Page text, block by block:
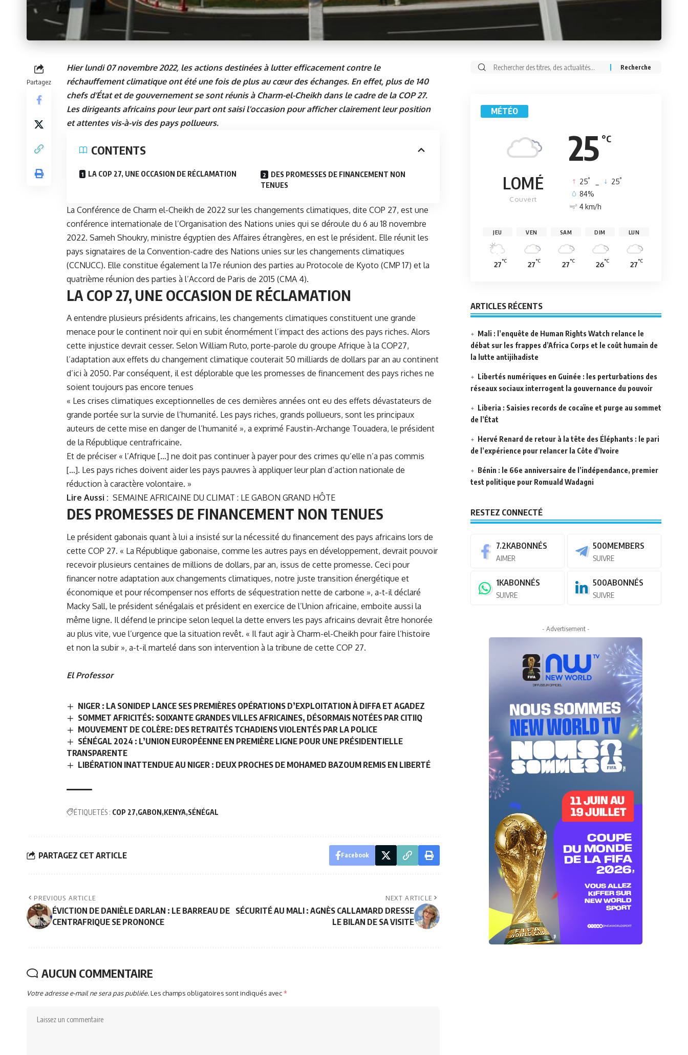
Partagez
Hier lundi 07 novembre 2022, les actions destinées à lutter efficacement contre le
réchauffement climatique ont été une fois de plus au cœur des échanges. En effet, plus de 140
chefs d’État et de gouvernement se sont réunis à Charm-el-Cheikh dans le cadre de la COP 27.
Les dirigeants africains pour leur part ont saisi l’occasion pour afficher clairement leur position
et attentes vis-à-vis des pays pollueurs.
CONTENTS
LA COP 27, UNE OCCASION DE RÉCLAMATION
DES PROMESSES DE FINANCEMENT NON
TENUES
La Conférence de Charm el-Cheikh de 2022 sur les changements climatiques, dite COP 27, est une
conférence internationale de l’Organisation des Nations unies qui se déroule du 6 au 18 novembre
2022. Sameh Shoukry, ministre égyptien des Affaires étrangères, en est le président. Elle réunit les
pays signataires de la Convention-cadre des Nations unies sur les changements climatiques
(CCNUCC). Elle constitue également la 17e réunion des parties au Protocole de Kyoto (CMP 17) et la
quatrième réunion des parties à l’Accord de Paris de 2015 (CMA 4).
LA COP 27, UNE OCCASION DE RÉCLAMATION
A entendre plusieurs présidents africains, les changements climatiques constituent une grande
menace pour le continent noir qui en subit énormément l’impact des actions des pays riches. Alors
cette injustice devrait cesser. Selon William Ruto, porte-parole du groupe Afrique à la COP27,
l’adaptation aux effets du changement climatique couterait 50 milliards de dollars par an au continent
d’ici à 2050. Par conséquent, il est déplorable que les promesses de financement des pays riches ne
soient toujours pas encore tenues
« Les crises climatiques exceptionnelles de ces dernières années ont eu des effets dévastateurs de
grande portée sur la survie de l’humanité. Les pays riches, grands pollueurs, sont les principaux
auteurs de cette mise en danger de l’humanité », a exprimé Faustin-Archange Touadera, le président
de la République centrafricaine.
Et de préciser « l’Afrique […] ne doit pas continuer à payer pour des crimes qu’elle n’a pas commis
[…]. Les pays riches doivent aider les pays pauvres à appliquer leur plan d’action nationale de
réduction à caractère volontaire. »
Lire Aussi : SEMAINE AFRICAINE DU CLIMAT : LE GABON GRAND HÔTE
DES PROMESSES DE FINANCEMENT NON TENUES
Le président gabonais quant à lui a insisté sur la nécessité du financement des pays africains lors de
cette COP 27. « La République gabonaise, comme les autres pays en développement, devrait pouvoir
recevoir plusieurs centaines de millions de dollars, par an, issus de cette promesse. Ceci pour
financer notre adaptation aux changements climatiques, notre juste transition énergétique et
économique et pour récompenser nos efforts de séquestration nette de carbone », a-t-il déclaré
Macky Sall, le président sénégalais et président en exercice de l’Union africaine, emboite aussi la
même ligne. Il défend le principe selon lequel la dette envers les pays africains devrait être honorée
au plus vite, vue l’urgence que la situation revêt. « Il faut agir à Charm-el-Cheikh pour faire l’histoire
et non la subir », a-t-il martelé dans son intervention à la tribune de cette COP 27.
El Professor
NIGER : LA SONIDEP LANCE SES PREMIÈRES OPÉRATIONS D’EXPLOITATION À DIFFA ET AGADEZ
SOMMET AFRICITÉS: SOIXANTE GRANDES VILLES AFRICAINES, DÉSORMAIS NOTÉES PAR CITIIQ
MOUVEMENT DE COLÈRE: DES RETRAITÉS TCHADIENS VIOLENTÉS PAR LA POLICE
SÉNÉGAL 2024 : L’UNION EUROPÉENNE EN PREMIÈRE LIGNE POUR UNE PRÉSIDENTIELLE
TRANSPARENTE
LIBÉRATION INATTENDUE AU NIGER : DEUX PROCHES DE MOHAMED BAZOUM REMIS EN LIBERTÉ
ÉTIQUETÉS : COP 27 GABON KENYA SÉNÉGAL
PARTAGEZ CET ARTICLE Facebook
PREVIOUS ARTICLE
ÉVICTION DE DANIÈLE DARLAN : LE BARREAU DE
CENTRAFRIQUE SE PRONONCE
NEXT ARTICLE
SÉCURITÉ AU MALI : AGNÈS CALLAMARD DRESSE
LE BILAN DE SA VISITE
AUCUN COMMENTAIRE
Votre adresse e-mail ne sera pas publiée.Les champs obligatoires sont indiqués avec*
Rechercher:
MÉTÉO
25 °C
LOMÉ
Couvert
25° 25°
84%
4 km/h
JEU
27°C
VEN
27°C
SAM
27°C
DIM
26°C
LUN
27°C
ARTICLES RÉCENTS
Mali : l’enquête de Human Rights Watch relance le
débat sur les frappes d’Africa Corps et le coût humain de
la lutte antijihadiste
Libertés numériques en Guinée : les perturbations des
réseaux sociaux interrogent la gouvernance du pouvoir
Liberia : Saisies records de cocaïne et purge au sommet
de l’État
Hervé Renard de retour à la tête des Éléphants : le pari
de l’expérience pour relancer la Côte d’Ivoire
Bénin : le 66e anniversaire de l’indépendance, premier
test politique pour Romuald Wadagni
RESTEZ CONNECTÉ
7.2KABONNÉS
AIMER
500MEMBERS
SUIVRE
1KABONNÉS
SUIVRE
500ABONNÉS
SUIVRE
- Advertisement -